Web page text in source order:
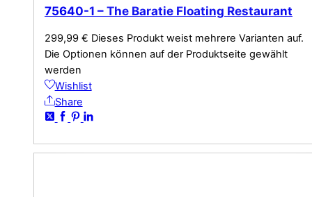
75640-1 – The Baratie Floating Restaurant
299,99 € Dieses Produkt weist mehrere Varianten auf.
Die Optionen können auf der Produktseite gewählt
werden
Wishlist
Share